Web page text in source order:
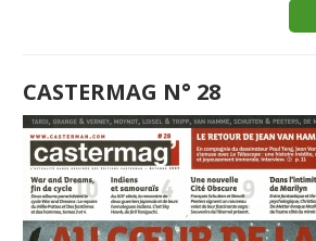
CASTERMAG N° 28